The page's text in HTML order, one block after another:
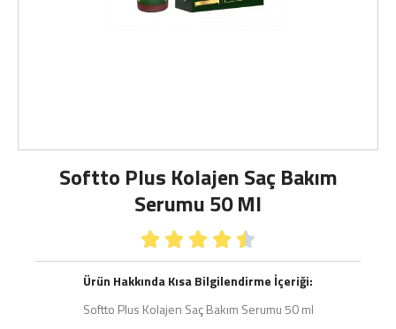
Softto Plus Kolajen Saç Bakım
Serumu 50 Ml
    
Ürün Hakkında Kısa Bilgilendirme İçeriği:
Softto Plus Kolajen Saç Bakım Serumu 50 ml